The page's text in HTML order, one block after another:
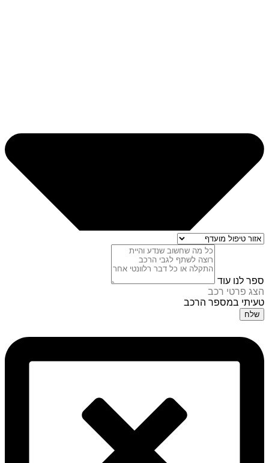
ספר לנו עוד
הצג פרטי רכב
טעיתי במספר הרכב
שלח